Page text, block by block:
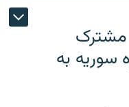
مشترک
سوریه به